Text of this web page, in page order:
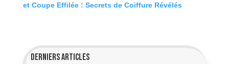
et Coupe Effilée : Secrets de Coiffure Révélés
Derniers articles